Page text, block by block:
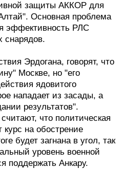
защиты АККОР для
Основная проблема
эффективность РЛС
снарядов.
Эрдогана, говорят, что
Москве, но "его
ядовитого
нападает из засады, а
результатов".
что политическая
на обострение
будет загнана в угол, так
уровень военной
поддержать Анкару.